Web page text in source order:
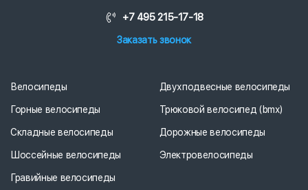
+7 495 215-17-18
Заказать звонок
Велосипеды
Горные велосипеды
Складные велосипеды
Шоссейные велосипеды
Гравийные велосипеды
Двухподвесные велосипеды
Трюковой велосипед (bmx)
Дорожные велосипеды
Электровелосипеды